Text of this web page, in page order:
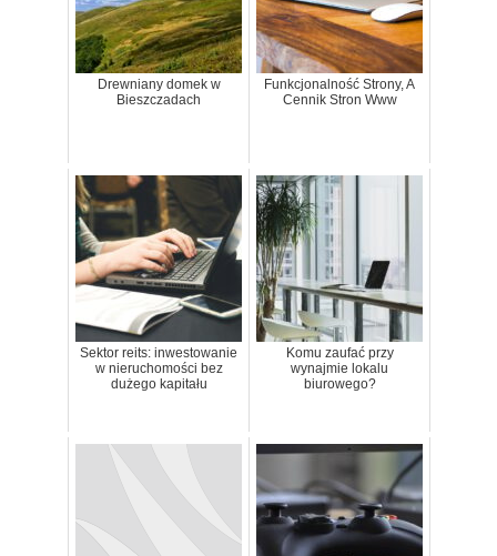
Drewniany domek w
Bieszczadach
Funkcjonalność Strony, A
Cennik Stron Www
Sektor reits: inwestowanie
w nieruchomości bez
dużego kapitału
Komu zaufać przy
wynajmie lokalu
biurowego?